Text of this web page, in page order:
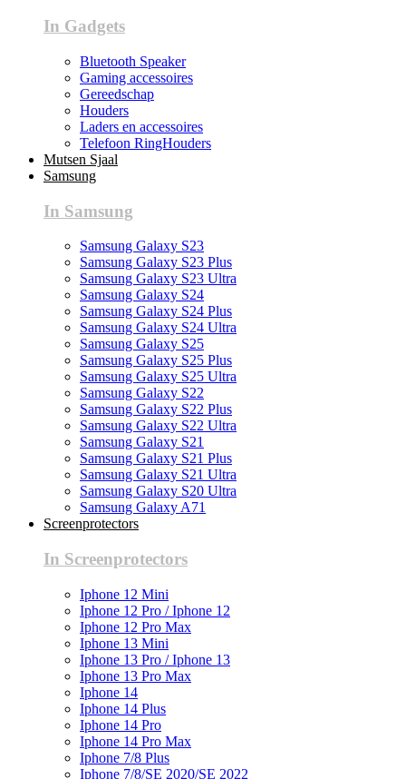
In Gadgets
Bluetooth Speaker
Gaming accessoires
Gereedschap
Houders
Laders en accessoires
Telefoon RingHouders
Mutsen Sjaal
Samsung
In Samsung
Samsung Galaxy S23
Samsung Galaxy S23 Plus
Samsung Galaxy S23 Ultra
Samsung Galaxy S24
Samsung Galaxy S24 Plus
Samsung Galaxy S24 Ultra
Samsung Galaxy S25
Samsung Galaxy S25 Plus
Samsung Galaxy S25 Ultra
Samsung Galaxy S22
Samsung Galaxy S22 Plus
Samsung Galaxy S22 Ultra
Samsung Galaxy S21
Samsung Galaxy S21 Plus
Samsung Galaxy S21 Ultra
Samsung Galaxy S20 Ultra
Samsung Galaxy A71
Screenprotectors
In Screenprotectors
Iphone 12 Mini
Iphone 12 Pro / Iphone 12
Iphone 12 Pro Max
Iphone 13 Mini
Iphone 13 Pro / Iphone 13
Iphone 13 Pro Max
Iphone 14
Iphone 14 Plus
Iphone 14 Pro
Iphone 14 Pro Max
Iphone 7/8 Plus
Iphone 7/8/SE 2020/SE 2022